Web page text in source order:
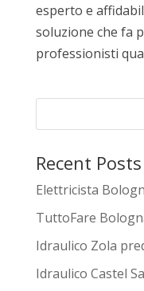
esperto e
soluzione che fa
professionisti
Recent Posts
Elettricista
TuttoFare
Idraulico Zola
Idraulico Castel